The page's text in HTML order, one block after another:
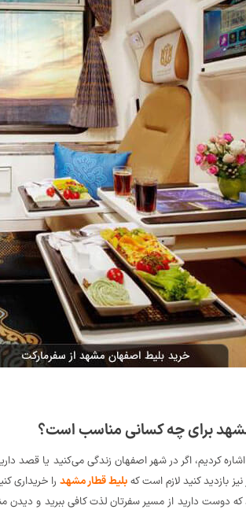
برای چه کسانی مناسب است؟
کردیم، اگر در شهر اصفهان زندگی می‌کنید یا قصد
بازدید کنید لازم است که بلیط قطار مشهد را خریداری
دوست دارید از مسیر سفرتان لذت کافی ببرید و